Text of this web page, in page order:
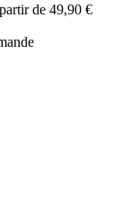
de 49,90 €